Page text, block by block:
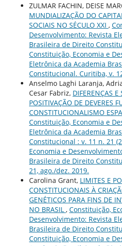
ZULMAR FACHIN, DEISE
MUNDIALIZAÇÃO DO
SOCIAIS NO SÉCULO XXI ,
Desenvolvimento: Revista
Brasileira de Direito
Constituição, Economia e
Eletrônica da Academia
Constitucional. Curitiba, v.
Anselmo Laghi Laranja,
Cesar Fabriz, DIFERENÇAS
POSITIVAÇÃO DE DEVERES
CONSTITUCIONALISMO
Constituição, Economia e
Eletrônica da Academia
Constitucional : v. 11 n. 21
Economia e
Brasileira de Direito
21, ago./dez. 2019.
Carolina Grant, LIMITES E
CONSTITUCIONAIS À
GENÉTICOS PARA FINS DE
NO BRASIL , Constituição,
Desenvolvimento: Revista
Brasileira de Direito
Constituição, Economia e